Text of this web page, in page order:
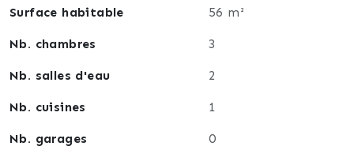
Surface habitable 56 m²
Nb. chambres 3
Nb. salles d'eau 2
Nb. cuisines 1
Nb. garages 0